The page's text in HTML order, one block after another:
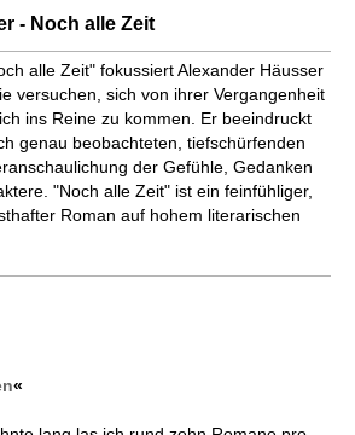
- Noch alle Zeit
alle Zeit" fokussiert Alexander Häusser
versuchen, sich von ihrer Vergangenheit
ins Reine zu kommen. Er beeindruckt
genau beobachteten, tiefschürfenden
der Gefühle, Gedanken
"Noch alle Zeit" ist ein feinfühliger,
Roman auf hohem literarischen
«